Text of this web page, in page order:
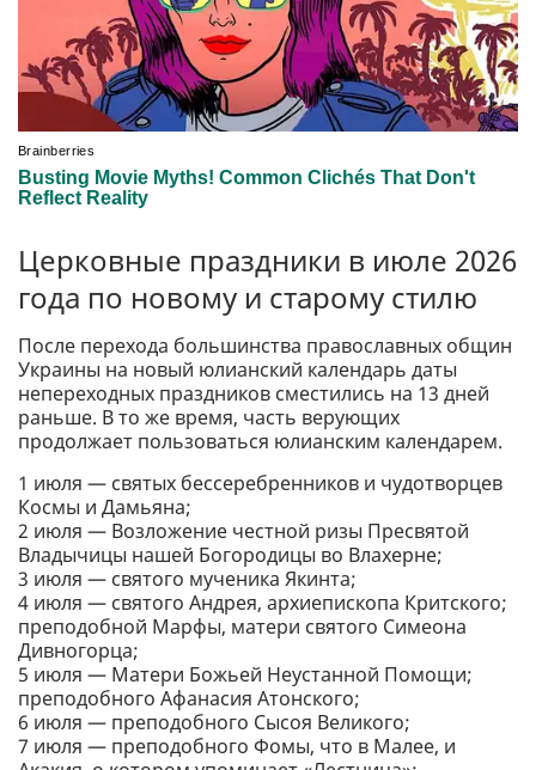
Церковные праздники в июле 2026
года по новому и старому стилю
После перехода большинства православных общин
Украины на новый юлианский календарь даты
непереходных праздников сместились на 13 дней
раньше. В то же время, часть верующих
продолжает пользоваться юлианским календарем.
1 июля — святых бессеребренников и чудотворцев
Космы и Дамьяна;
2 июля — Возложение честной ризы Пресвятой
Владычицы нашей Богородицы во Влахерне;
3 июля — святого мученика Якинта;
4 июля — святого Андрея, архиепископа Критского;
преподобной Марфы, матери святого Симеона
Дивногорца;
5 июля — Матери Божьей Неустанной Помощи;
преподобного Афанасия Атонского;
6 июля — преподобного Сысоя Великого;
7 июля — преподобного Фомы, что в Малее, и